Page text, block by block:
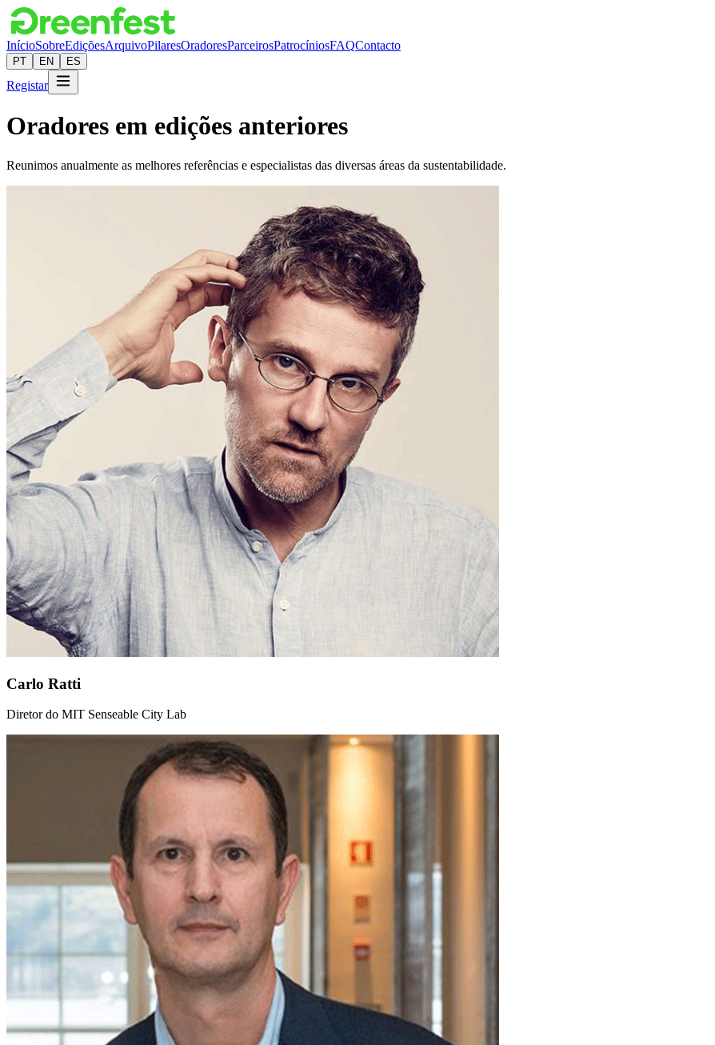
InícioSobreEdiçõesArquivoPilaresOradoresParceirosPatrocíniosFAQContacto
PT EN ES
Registar
Oradores em edições anteriores
Reunimos anualmente as melhores referências e especialistas das diversas áreas da sustentabilidade.
Carlo Ratti
Diretor do MIT Senseable City Lab